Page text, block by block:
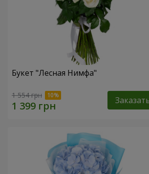
Букет "Лесная Нимфа"
1 554 грн